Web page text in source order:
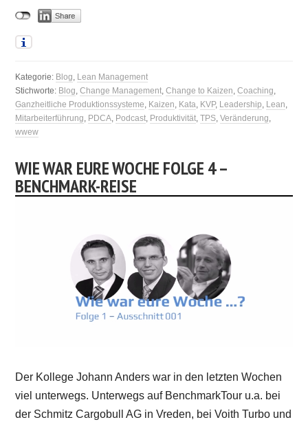
Kategorie: Blog Lean Management
Stichworte: Blog ,Change Management ,Change to Kaizen ,Coaching
Ganzheitliche Produktionssysteme Kaizen Kata KVP, Leadership Lean
Mitarbeiterführung PDCA Podcast Produktivität ,TPS ,Veränderung
wwew
WIE WAR EURE WOCHE FOLGE 4 –
BENCHMARK-REISE
Der Kollege Johann Anders war in den letzten Wochen
viel unterwegs. Unterwegs auf BenchmarkTour u.a. bei
der Schmitz Cargobull AG in Vreden, bei Voith Turbo und